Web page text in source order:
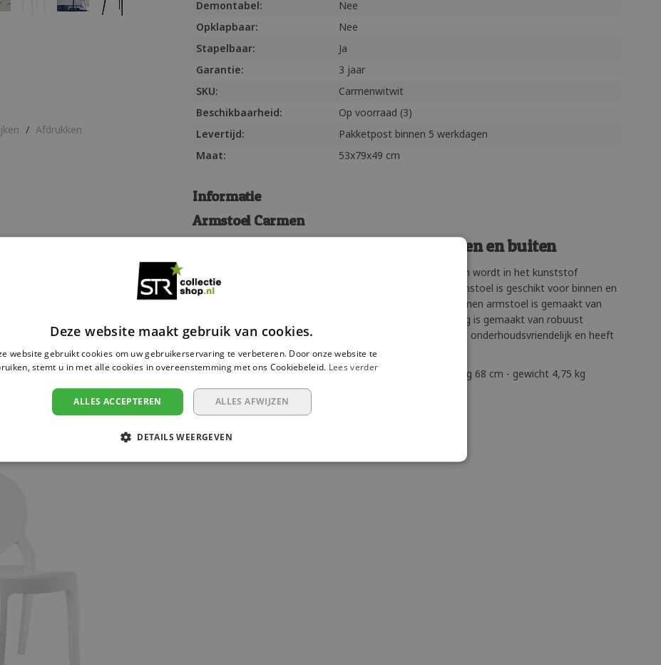
/ Afdrukken
Demontabel:
Nee
Opklapbaar:
Nee
Stapelbaar:
Ja
Garantie:
3 jaar
SKU:
Carmenwitwit
Beschikbaarheid:
Op voorraad (3)
Levertijd:
Pakketpost binnen 5 werkdagen
Maat:
53x79x49 cm
Informatie
Armstoel Carmen
Elegante design-look stoel voor binnen en buiten
Armstoel Carmen is afgeleid van een houten designstoel en wordt in het kunststof
geproduceerd door Siesta. Deze lichtgewicht kunststof armstoel is geschikt voor binnen en
buiten gebruik en geheel recyclebaar. De zitting van de Carmen armstoel is gemaakt van
mat polypropyleen versterkt met glasvezel en de rugleuning is gemaakt van robuust
transparant polycarbonaat. Armstoel Carmen is stapelbaar, onderhoudsvriendelijk en heeft
een prima zitcomfort.
Afmeting: B 49 x D 53 x H 79 cm - zithoog 45 cm - armhoog 68 cm - gewicht 4,75 kg
Deze website maakt gebruik van cookies.
website gebruikt cookies om uw gebruikerservaring te verbeteren. Door onze website te
stemt u in met alle cookies in overeenstemming met ons Cookiebeleid. Lees verder
ALLES ACCEPTEREN ALLES AFWIJZEN
DETAILS WEERGEVEN